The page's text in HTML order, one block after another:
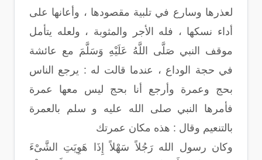
لعذرها وسارع في تلبية مقصودها ، وأعانها على
أداء نسكها ، فله الأجر والمثوبة ، ولعله يتأمل
موقف النبي صَلَّى اللَّهُ عَلَيْهِ وَسَلَّمَ مع عائشة
في حجة الوداع ، عندما قالت له : يرجع الناس
بحج وعمرة وأرجع أنا بحج ليس معها عمرة
فأمرها النبي صلى الله عليه و سلم بالعمرة
بالتنعيم وقال : هذه مكان عمرتك
وكان رسول الله رَجُلاً سَهْلاً إِذَا هَوِيَتِ الشَّىْءَ